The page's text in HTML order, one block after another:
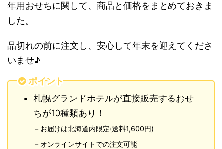
年用おせちに関して、商品と価格をまとめておきま
した。
品切れの前に注文し、安心して年末を迎えてくださ
いませ♪
ポイント
札幌グランドホテルが直接販売するおせ
ちが10種類あり！
－お届けは北海道内限定(送料1,600円)
－オンラインサイトでの注文可能